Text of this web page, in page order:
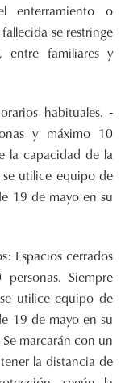
enterramiento o
se restringe
entre familiares y
habituales. -
y máximo 10
la capacidad de la
utilice equipo de
19 de mayo en su
Espacios cerrados
Siempre
utilice equipo de
19 de mayo en su
marcarán con un
la distancia de